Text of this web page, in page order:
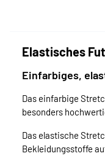
Elastisches
Einfarbiges,
Das einfarbige
besonders
Das elastische
Bekleidungsstoffe